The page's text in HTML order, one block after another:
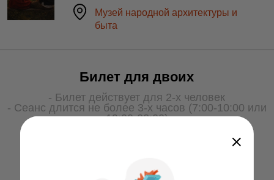
Музей народной архитектуры и
быта
Билет для двоих
- Билет действует для 2-х человек
- Сеанс длится не более 3-х часов (7:00-10:00 или
19:00-22:00)